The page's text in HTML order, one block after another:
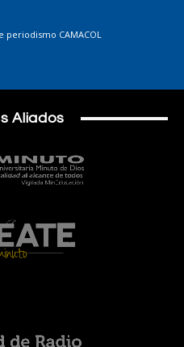
periodismo CAMACOL
Aliados